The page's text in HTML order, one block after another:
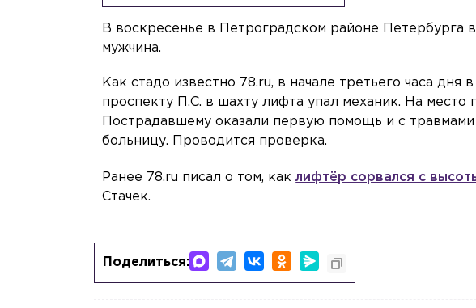
В воскресенье в Петроградском районе Петербурга в
мужчина.
Как стадо известно 78.ru, в начале третьего часа
проспекту П.С. в шахту лифта упал механик. На
Пострадавшему оказали первую помощь и с
больницу. Проводится проверка.
Ранее 78.ru писал о том, каклифтёр сорвался с
Стачек.
Поделиться: